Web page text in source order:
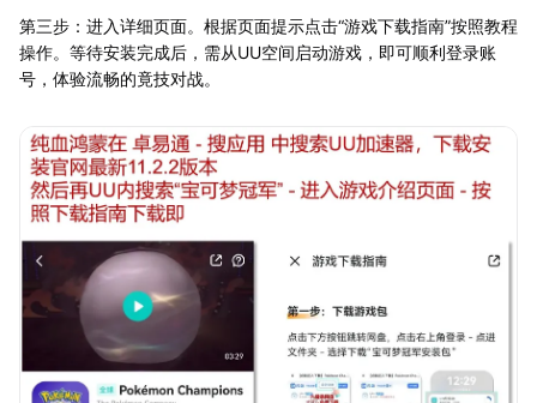
第三步：进入详细页面。根据页面提示点击“游戏下载指南”按照教程
操作。等待安装完成后，需从UU空间启动游戏，即可顺利登录账
号，体验流畅的竟技对战。